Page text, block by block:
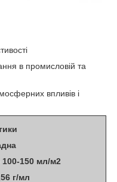
в промисловій та
впливів і
150 мл/м2
г/мл